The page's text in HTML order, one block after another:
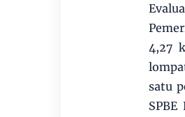
4,27
satu